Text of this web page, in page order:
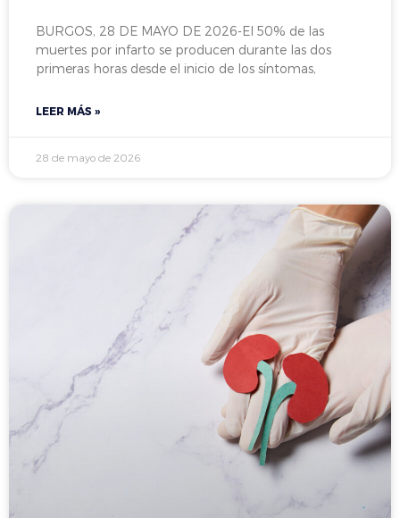
BURGOS, 28 DE MAYO DE 2026-El 50% de las
muertes por infarto se producen durante las dos
primeras horas desde el inicio de los síntomas,
LEER MÁS »
28 de mayo de 2026